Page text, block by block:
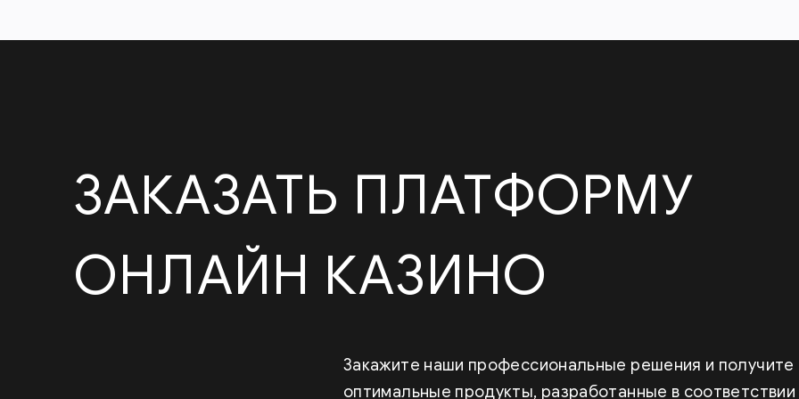
ЗАКАЗАТЬ ПЛАТФОРМУ
ОНЛАЙН КАЗИНО
Закажите наши профессиональные решения и получите
оптимальные продукты, разработанные в соответствии